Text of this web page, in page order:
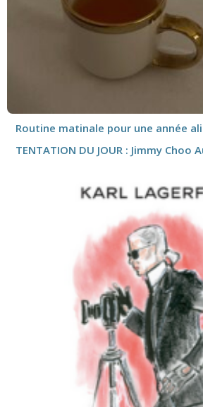
Routine matinale pour une année
TENTATION DU JOUR : Jimmy